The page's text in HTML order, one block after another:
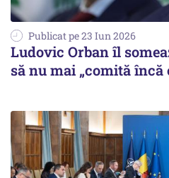
Publicat pe 23 Iun 2026
Ludovic Orban îl
să nu mai „comită încă